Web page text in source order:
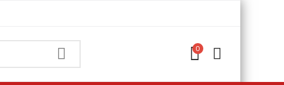
0